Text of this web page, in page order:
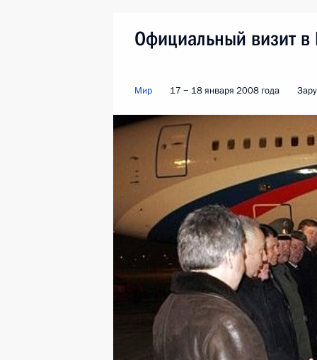
Официальный визит
Мир 17 − 18 января 2008 года